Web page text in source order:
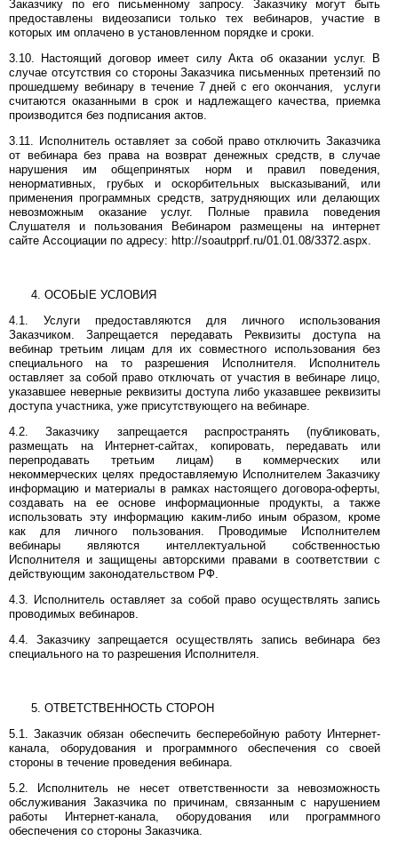
Заказчику по его письменному запросу. Заказчику могут быть
предоставлены видеозаписи только тех вебинаров, участие в
которых им оплачено в установленном порядке и сроки.
3.10. Настоящий договор имеет силу Акта об оказании услуг. В
случае отсутствия со стороны Заказчика письменных претензий по
прошедшему вебинару в течение 7 дней с его окончания, услуги
считаются оказанными в срок и надлежащего качества, приемка
производится без подписания актов.
3.11. Исполнитель оставляет за собой право отключить Заказчика
от вебинара без права на возврат денежных средств, в случае
нарушения им общепринятых норм и правил поведения,
ненормативных, грубых и оскорбительных высказываний, или
применения программных средств, затрудняющих или делающих
невозможным оказание услуг. Полные правила поведения
Слушателя и пользования Вебинаром размещены на интернет
сайте Ассоциации по адресу: http://soautpprf.ru/01.01.08/3372.aspx.
ОСОБЫЕ УСЛОВИЯ
4.1. Услуги предоставляются для личного использования
Заказчиком. Запрещается передавать Реквизиты доступа на
вебинар третьим лицам для их совместного использования без
специального на то разрешения Исполнителя. Исполнитель
оставляет за собой право отключать от участия в вебинаре лицо,
указавшее неверные реквизиты доступа либо указавшее реквизиты
доступа участника, уже присутствующего на вебинаре.
4.2. Заказчику запрещается распространять (публиковать,
размещать на Интернет-сайтах, копировать, передавать или
перепродавать третьим лицам) в коммерческих или
некоммерческих целях предоставляемую Исполнителем Заказчику
информацию и материалы в рамках настоящего договора-оферты,
создавать на ее основе информационные продукты, а также
использовать эту информацию каким-либо иным образом, кроме
как для личного пользования. Проводимые Исполнителем
вебинары являются интеллектуальной собственностью
Исполнителя и защищены авторскими правами в соответствии с
действующим законодательством РФ.
4.3. Исполнитель оставляет за собой право осуществлять запись
проводимых вебинаров.
4.4. Заказчику запрещается осуществлять запись вебинара без
специального на то разрешения Исполнителя.
ОТВЕТСТВЕННОСТЬ СТОРОН
5.1. Заказчик обязан обеспечить бесперебойную работу Интернет-
канала, оборудования и программного обеспечения со своей
стороны в течение проведения вебинара.
5.2. Исполнитель не несет ответственности за невозможность
обслуживания Заказчика по причинам, связанным с нарушением
работы Интернет-канала, оборудования или программного
обеспечения со стороны Заказчика.